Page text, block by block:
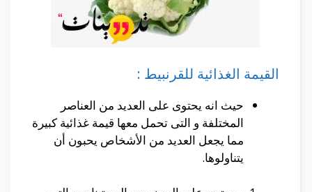
القيمة الغذائية للقرنبيط :
حيث انه يحتوى على العديد من العناصر
المختلفة و التى تحمل معها قيمة غذائية كبيرة
مما يجعل العديد من الأشخاص يحبون أن
يتناولوها.